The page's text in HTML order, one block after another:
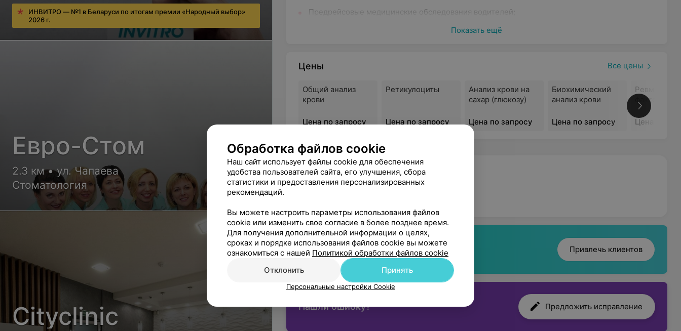
Предрейсовые медицинские обследования водителей;
Консультации врачей-специалистов;
УЗИ, ЭКГ, РЭГ, РВГ, ВЭМ, Холтер АД и ЭКГ, спирография;
Физиолечение;
Массаж (ручной и механический).
Мы оказываем медицинскую помощь сотрудникам:
МЧС;
Органов внутренних дел;
Сферы финансовых расследований;
Департамента охраны;
Департамента исполнения наказаний;
а также членам их семей и пенсионерам.
Сторонние лица обслуживаются на платной основе.
Показать ещё
Цены Все цены
Общий анализ
крови
Цена по запросу
Ретикулоциты
Цена по запросу
Анализ крови на
сахар (глюкозу)
Цена по запросу
Биохимический
анализ крови
Цена по запросу
фактор (РФ)
Цена по
Витебск, ул. Калинина, 5
Центр города
Вы владелец? Привлечь клиентов
Нашли ошибку? Предложить исправление
ИНВИТРО — №1 в Беларуси по итогам премии «Народный выбор»
2026 г.
Евро-Стом
2.3 км • ул. Чапаева
Стоматология
Cityclinic
Обработка файлов cookie
Наш сайт использует файлы cookie для обеспечения
удобства пользователей сайта, его улучшения, сбора
статистики и предоставления персонализированных
рекомендаций.
Вы можете настроить параметры использования файлов
cookie или изменить свое согласие в более позднее время.
Для получения дополнительной информации о целях,
сроках и порядке использования файлов cookie вы можете
ознакомиться с нашей Политикой обработки файлов cookie
Отклонить
Принять
Персональные настройки Cookie